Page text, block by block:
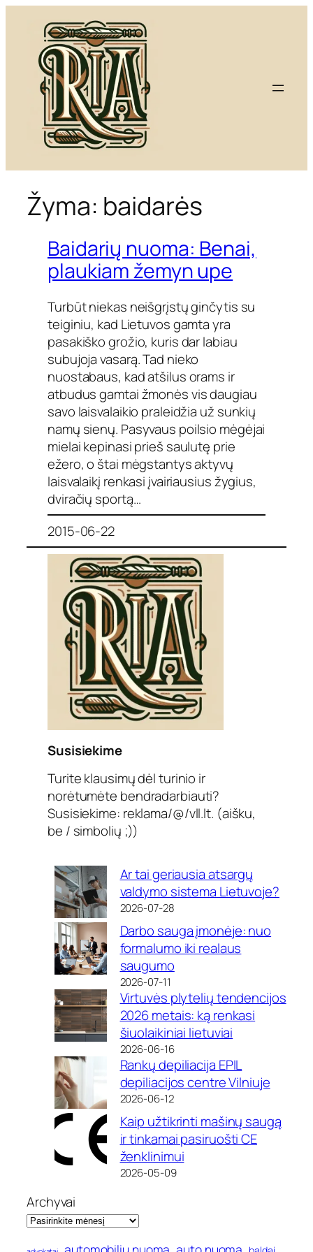
turinio
Žyma: baidarės
Baidarių nuoma: Benai,
plaukiam žemyn upe
Turbūt niekas neišgrįstų ginčytis su
teiginiu, kad Lietuvos gamta yra
pasakiško grožio, kuris dar labiau
subujoja vasarą. Tad nieko
nuostabaus, kad atšilus orams ir
atbudus gamtai žmonės vis daugiau
savo laisvalaikio praleidžia už sunkių
namų sienų. Pasyvaus poilsio mėgėjai
mielai kepinasi prieš saulutę prie
ežero, o štai mėgstantys aktyvų
laisvalaikį renkasi įvairiausius žygius,
dviračių sportą…
2015-06-22
Susisiekime
Turite klausimų dėl turinio ir
norėtumėte bendradarbiauti?
Susisiekime: reklama/@/vll.lt. (aišku,
be / simbolių ;))
Ar tai geriausia atsargų
valdymo sistema Lietuvoje?
2026-07-28
Darbo sauga įmonėje: nuo
formalumo iki realaus
saugumo
2026-07-11
Virtuvės plytelių tendencijos
2026 metais: ką renkasi
šiuolaikiniai lietuviai
2026-06-16
Rankų depiliacija EPIL
depiliacijos centre Vilniuje
2026-06-12
Kaip užtikrinti mašinų saugą
ir tinkamai pasiruošti CE
ženklinimui
2026-05-09
Archyvai